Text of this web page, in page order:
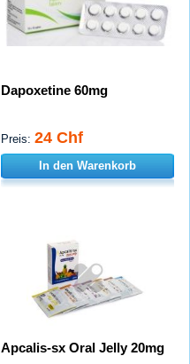
Dapoxetine 60mg
Preis: 24 Chf
In den Warenkorb
Apcalis-sx Oral Jelly 20mg